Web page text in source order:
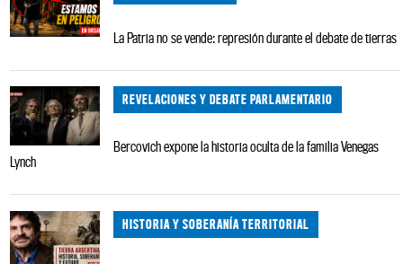
La Patria no se vende: represión durante el debate de tierras
REVELACIONES Y DEBATE PARLAMENTARIO
Bercovich expone la historia oculta de la familia Venegas
Lynch
HISTORIA Y SOBERANÍA TERRITORIAL